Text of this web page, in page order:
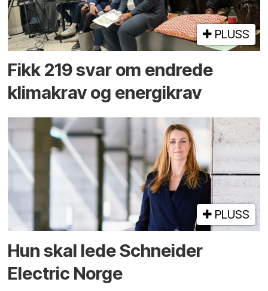
PLUSS
Fikk 219 svar om endrede
klimakrav og energikrav
PLUSS
Hun skal lede Schneider
Electric Norge